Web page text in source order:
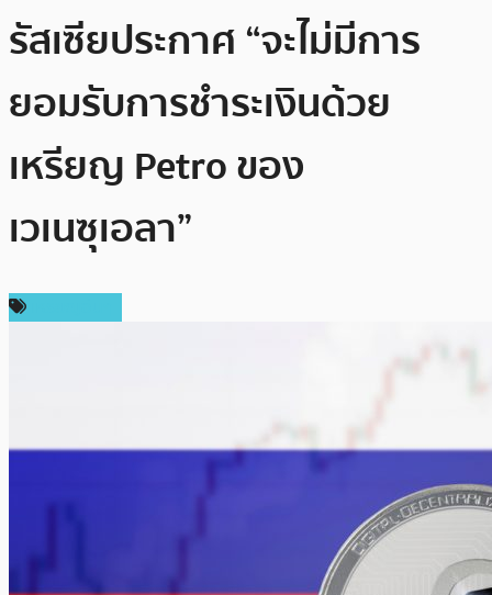
รัสเซียประกาศ “จะไม่มีการ
ยอมรับการชำระเงินด้วย
เหรียญ Petro ของ
เวเนซุเอลา”